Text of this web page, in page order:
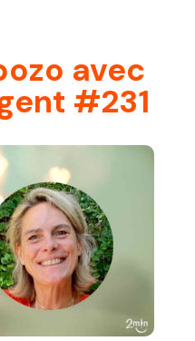
avec
#231